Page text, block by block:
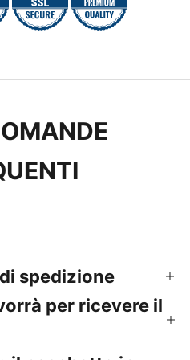
spedizione
per ricevere il